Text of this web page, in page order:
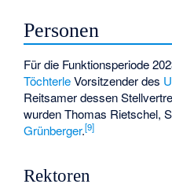
Personen
Für die Funktionsperiode
TöchterleVorsitzender des
Reitsamer dessen
wurdenThomas Rietschel,
Grünberger.[9]
Rektoren